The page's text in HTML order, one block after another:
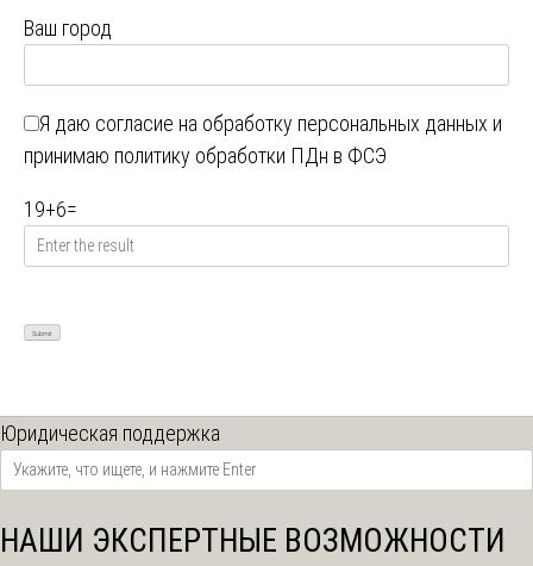
Ваш город
Я даю согласие на обработку персональных данных и
принимаю политику обработки ПДн в ФСЭ
19+6=
Юридическая поддержка
НАШИ ЭКСПЕРТНЫЕ ВОЗМОЖНОСТИ